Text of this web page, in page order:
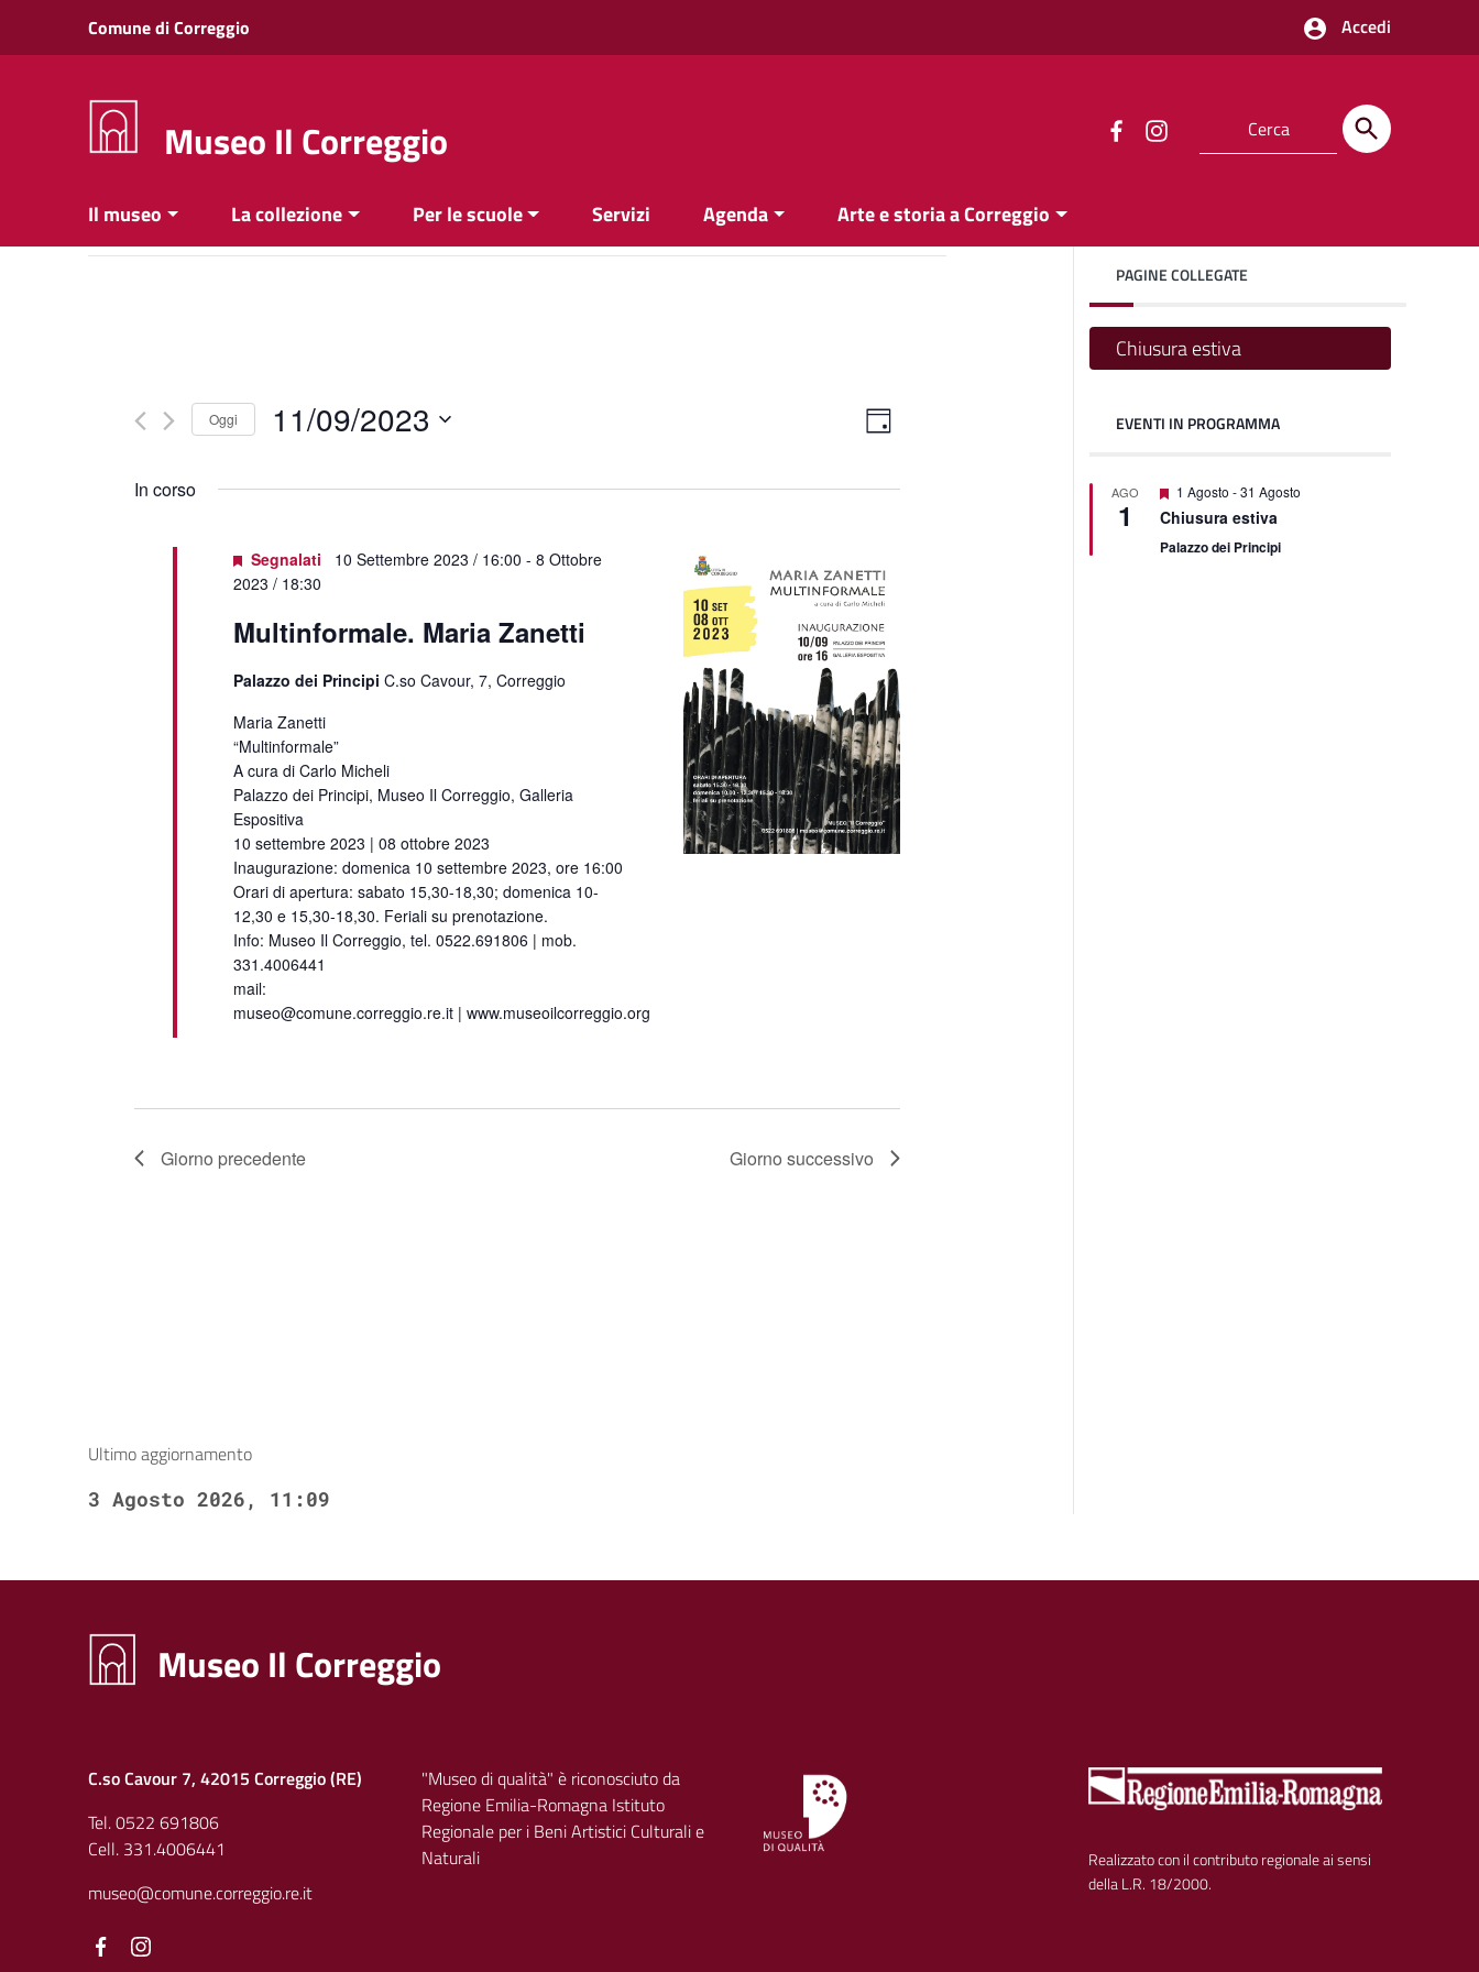
Vai ai contenuti
Vai al menu di navigazione
Comune di Correggio Accedi
Museo Il Correggio
Il museo La collezione Per le scuole Servizi Agenda Arte e storia a Correggio
Viste
Evento
Viste
Giorno
Oggi 11/09/2023
la
In corso
Segnalati 10 Settembre 2023 / 16:00 - 8 Ottobre
2023 / 18:30
Multinformale. Maria Zanetti
Palazzo dei Principi C.so Cavour, 7, Correggio
Maria Zanetti
“Multinformale”
A cura di Carlo Micheli
Palazzo dei Principi, Museo Il Correggio, Galleria
Espositiva
10 settembre 2023 | 08 ottobre 2023
Inaugurazione: domenica 10 settembre 2023, ore 16:00
Orari di apertura: sabato 15,30-18,30; domenica 10-
12,30 e 15,30-18,30. Feriali su prenotazione.
Info: Museo Il Correggio, tel. 0522.691806 | mob.
331.4006441
mail:
museo@comune.correggio.re.it | www.museoilcorreggio.org
Giorno precedente Giorno successivo
Ultimo aggiornamento
3 Agosto 2026, 11:09
PAGINE COLLEGATE
Chiusura estiva
EVENTI IN PROGRAMMA
AGO
1
Segnalati
1 Agosto -31 Agosto
Chiusura estiva
Palazzo dei Principi
Museo Il Correggio
C.so Cavour 7, 42015 Correggio (RE)
Tel. 0522 691806
Cell. 331.4006441
museo@comune.correggio.re.it
Facebook
"Museo di qualità" è riconosciuto da
Regione Emilia-Romagna Istituto
Regionale per i Beni Artistici Culturali e
Naturali
Realizzato con il contributo regionale ai sensi
della L.R. 18/2000.